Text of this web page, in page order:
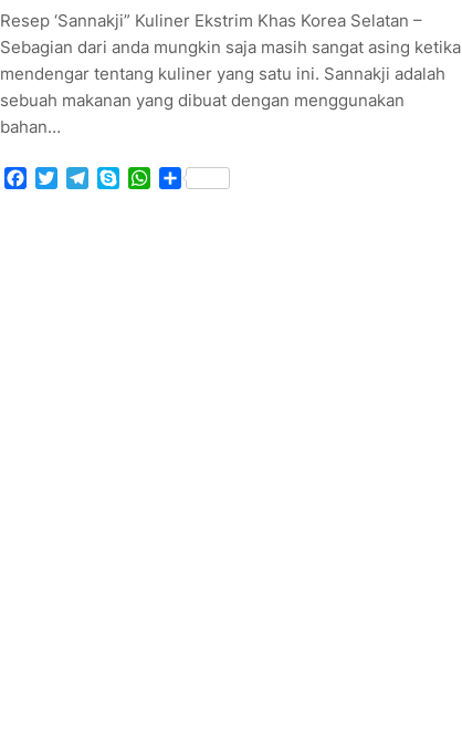
Resep ‘Sannakji” Kuliner Ekstrim Khas Korea Selatan –
Sebagian dari anda mungkin saja masih sangat asing ketika
mendengar tentang kuliner yang satu ini. Sannakji adalah
sebuah makanan yang dibuat dengan menggunakan
bahan…
Facebook
TwitterTelegram
SkypeWhatsApp
Share